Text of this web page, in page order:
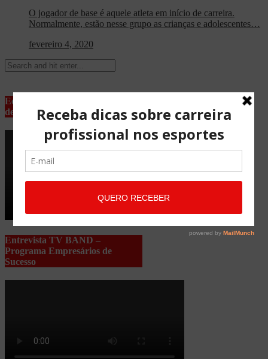
O jogador de base é aquele atleta em início de carreira.
Normalmente, estão nesse grupo as crianças e adolescentes…
fevereiro 4, 2020
Equipe Advocacia Maria Pessoa
de Lima
Entrevista TV BAND –
Programa Empresários de
Sucesso